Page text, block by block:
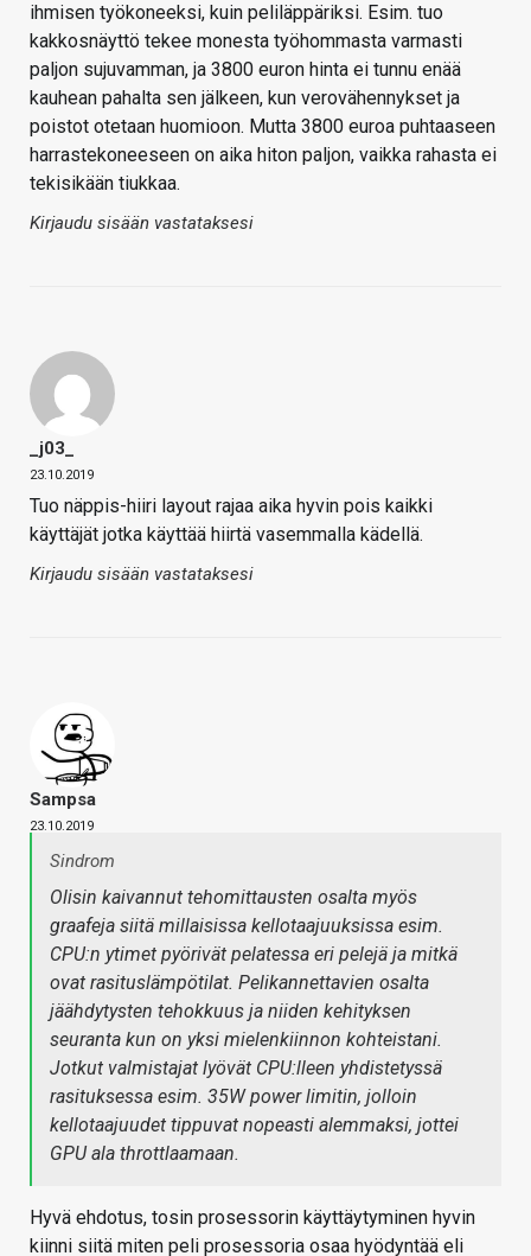
ihmisen työkoneeksi, kuin peliläppäriksi. Esim. tuo
kakkosnäyttö tekee monesta työhommasta varmasti
paljon sujuvamman, ja 3800 euron hinta ei tunnu enää
kauhean pahalta sen jälkeen, kun verovähennykset ja
poistot otetaan huomioon. Mutta 3800 euroa puhtaaseen
harrastekoneeseen on aika hiton paljon, vaikka rahasta ei
tekisikään tiukkaa.
Kirjaudu sisään vastataksesi
_j03_
23.10.2019
Tuo näppis-hiiri layout rajaa aika hyvin pois kaikki
käyttäjät jotka käyttää hiirtä vasemmalla kädellä.
Kirjaudu sisään vastataksesi
Sampsa
23.10.2019
Sindrom
Olisin kaivannut tehomittausten osalta myös
graafeja siitä millaisissa kellotaajuuksissa esim.
CPU:n ytimet pyörivät pelatessa eri pelejä ja mitkä
ovat rasituslämpötilat. Pelikannettavien osalta
jäähdytysten tehokkuus ja niiden kehityksen
seuranta kun on yksi mielenkiinnon kohteistani.
Jotkut valmistajat lyövät CPU:lleen yhdistetyssä
rasituksessa esim. 35W power limitin, jolloin
kellotaajuudet tippuvat nopeasti alemmaksi, jottei
GPU ala throttlaamaan.
Hyvä ehdotus, tosin prosessorin käyttäytyminen hyvin
kiinni siitä miten peli prosessoria osaa hyödyntää eli